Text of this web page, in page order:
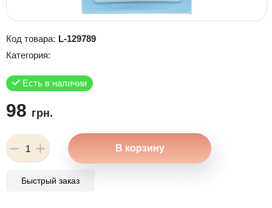
Код товара: L-129789
Категория:
Есть в наличии
98 грн.
Быстрый заказ